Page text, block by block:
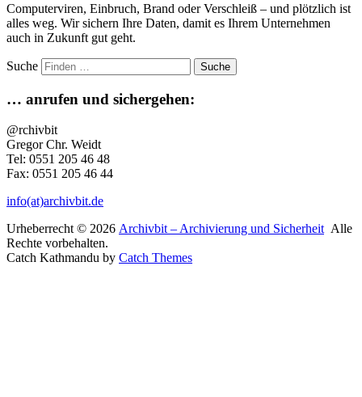
Computerviren, Einbruch, Brand oder Verschleiß – und plötzlich ist
alles weg. Wir sichern Ihre Daten, damit es Ihrem Unternehmen
auch in Zukunft gut geht.
Suche
… anrufen und sichergehen:
@rchivbit
Gregor Chr. Weidt
Tel: 0551 205 46 48
Fax: 0551 205 46 44
info(at)archivbit.de
Urheberrecht © 2026 Archivbit – Archivierung und Sicherheit Alle
Rechte vorbehalten.
Catch Kathmandu by Catch Themes